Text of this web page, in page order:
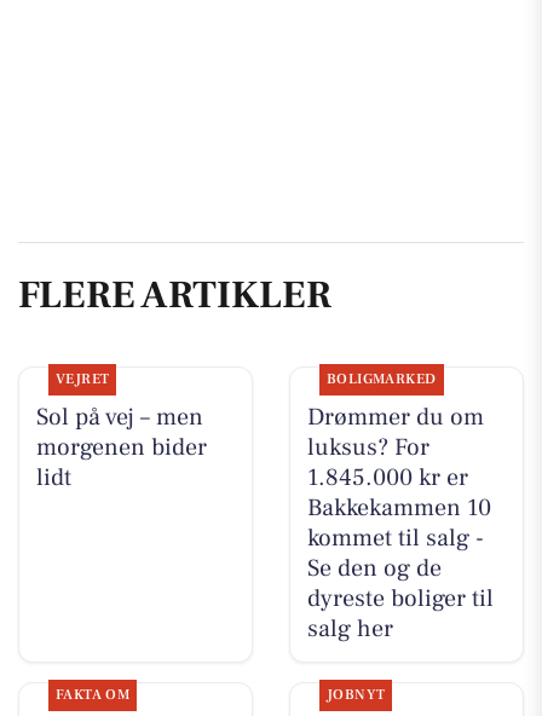
FLERE ARTIKLER
VEJRET
Sol på vej – men
morgenen bider
lidt
BOLIGMARKED
Drømmer du om
luksus? For
1.845.000 kr er
Bakkekammen 10
kommet til salg -
Se den og de
dyreste boliger til
salg her
FAKTA OM JOBNYT